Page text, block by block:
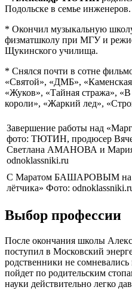
Подольске в семье инженеров.
* Окончил музыкальную
физматшколу при МГУ и
Щукинского училища.
* Снялся почти в сотне
«Святой», «ДМБ»,
«Жуков», «Тайная стража»,
короли», «Жаркий лед»,
Завершение работы над
фото: ТЮТИН, продюсер
Светлана АМАНОВА и
odnoklassniki.ru
С Маратом БАШАРОВЫМ на
лётчика» Фото:
Выбор профессии
После окончания школы
поступил в Московский
родственники не
пойдет по родительским
науки действительно легко